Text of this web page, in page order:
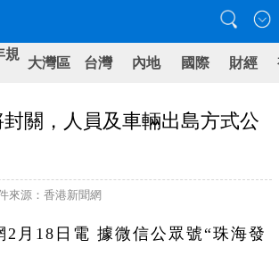
規 大灣區 台灣 內地 國際 財經
關，人員及車輛出島方式公
來源：香港新聞網
2月18日電 據微信公眾號“珠海發